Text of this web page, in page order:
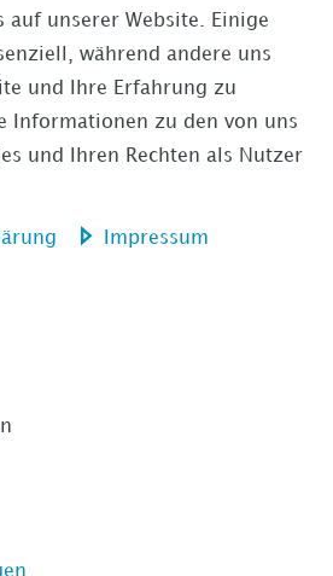
auf unserer Website. Einige
während andere uns
und Ihre Erfahrung zu
Informationen zu den von uns
und Ihren Rechten als Nutzer
Impressum